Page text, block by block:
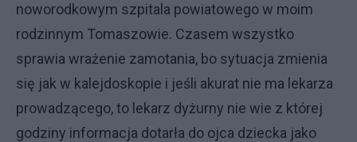
noworodkowym szpitala powiatowego w moim
rodzinnym Tomaszowie. Czasem wszystko
sprawia wrażenie zamotania, bo sytuacja zmienia
się jak w kalejdoskopie i jeśli akurat nie ma lekarza
prowadzącego, to lekarz dyżurny nie wie z której
godziny informacja dotarła do ojca dziecka jako